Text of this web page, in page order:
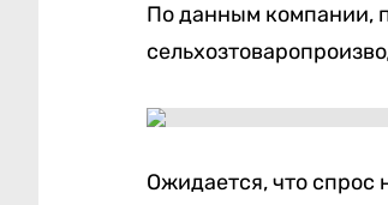
По данным компании,
Ожидается, что спрос